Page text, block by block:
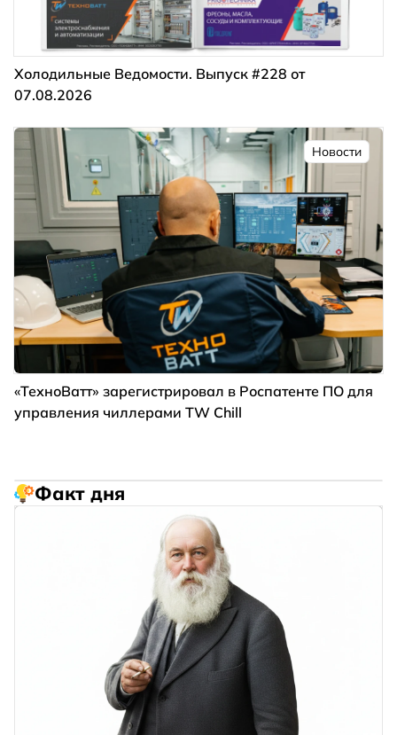
Холодильные Ведомости. Выпуск #228 от
07.08.2026
Новости
«ТехноВатт» зарегистрировал в Роспатенте ПО для
управления чиллерами TW Chill
Факт дня